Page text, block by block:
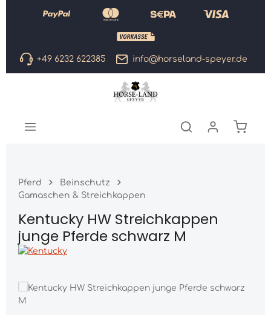
Zum Hauptinhalt springen
+49 6232 622385 info@horseland-speyer.de
Pferd
Beinschutz
Gamaschen & Streichkappen
Kentucky HW Streichkappen
junge Pferde schwarz M
Bildergalerie überspringen